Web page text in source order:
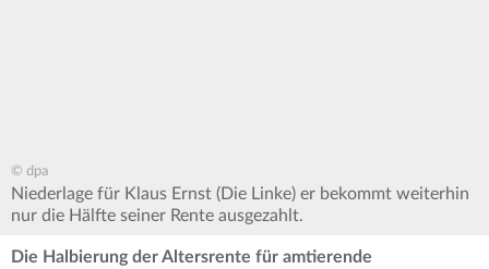
© dpa
Niederlage für Klaus Ernst (Die Linke) er bekommt weiterhin
nur die Hälfte seiner Rente ausgezahlt.
Die Halbierung der Altersrente für amtierende